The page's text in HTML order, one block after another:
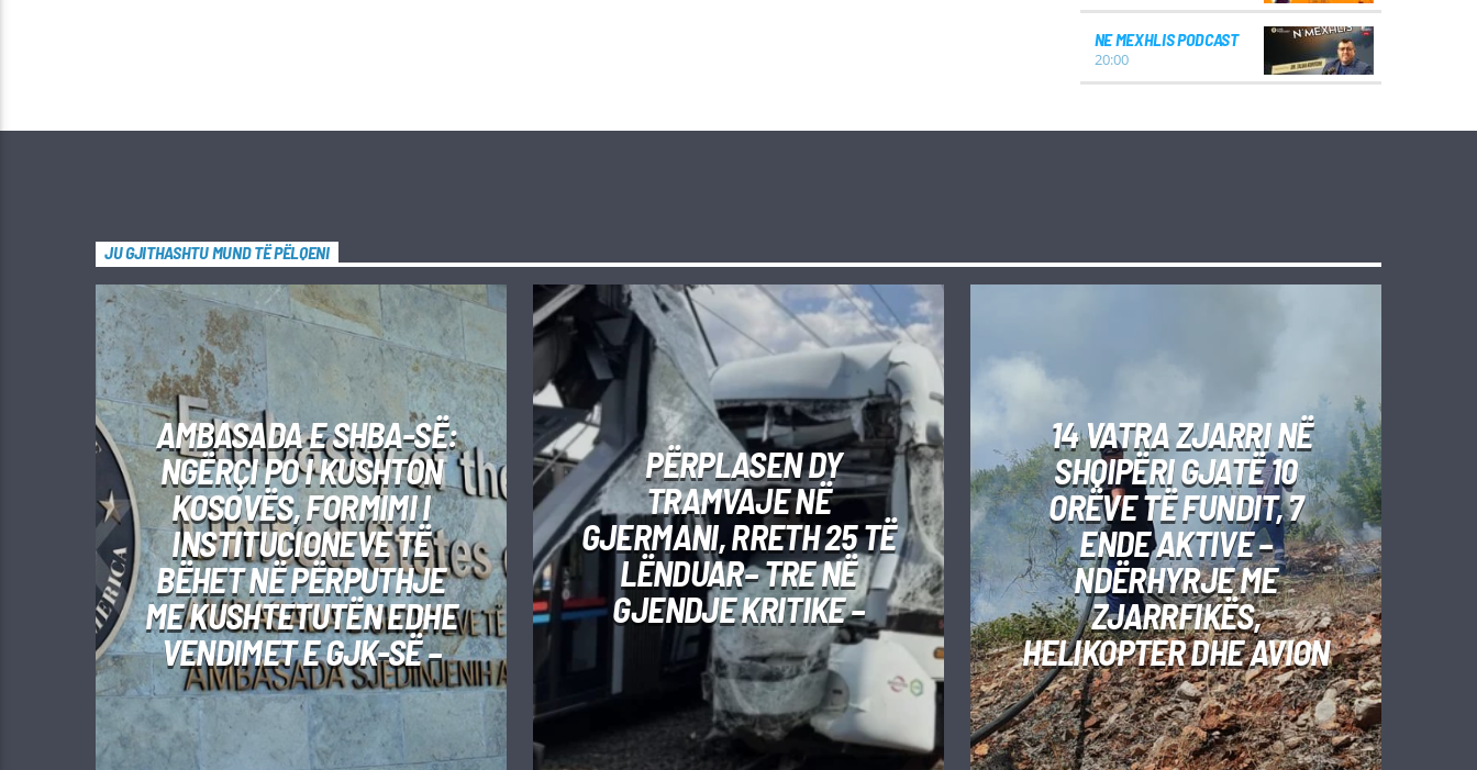
NE MEXHLIS PODCAST
20:00
JU GJITHASHTU MUND TË PËLQENI
AMBASADA E SHBA-SË:
NGËRÇI PO I KUSHTON
KOSOVËS, FORMIMI I
INSTITUCIONEVE TË
BËHET NË PËRPUTHJE
ME KUSHTETUTËN EDHE
VENDIMET E GJK-SË –
PËRPLASEN DY
TRAMVAJE NË
GJERMANI, RRETH 25 TË
LËNDUAR– TRE NË
GJENDJE KRITIKE –
14 VATRA ZJARRI NË
SHQIPËRI GJATË 10
ORËVE TË FUNDIT, 7
ENDE AKTIVE –
NDËRHYRJE ME
ZJARRFIKËS,
HELIKOPTER DHE AVION